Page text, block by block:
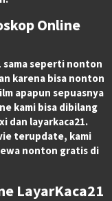
Online
sama seperti nonton
karena bisa nonton
apapun sepuasnya
kami bisa dibilang
dan layarkaca21.
terupdate, kami
nonton gratis di
LayarKaca21